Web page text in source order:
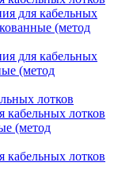
для кабельных
(метод
для кабельных
(метод
лотков
кабельных лотков
(метод
кабельных лотков